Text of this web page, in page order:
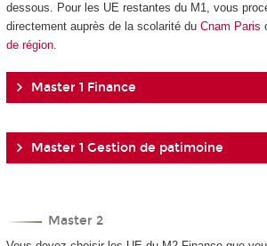
dessous. Pour les UE restantes du M1, vous
directement auprès de la scolarité du Cnam Paris
de région.
Master 1 Finance
Master 1 Gestion de patimoine
Master 2